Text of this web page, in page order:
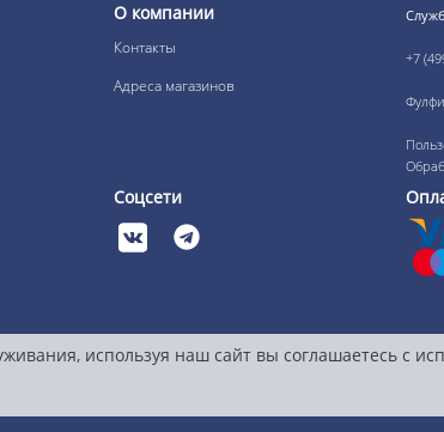
О компании
Контакты
Адреса магазинов
+7
Соцсети
используя наш сайт вы соглашаетесь с